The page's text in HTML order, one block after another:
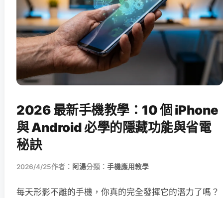
2026 最新手機教學：10 個 iPhone
與 Android 必學的隱藏功能與省電
秘訣
2026/4/25作者： 阿湯分類： 手機應用教學
每天形影不離的手機，你真的完全發揮它的潛力了嗎？